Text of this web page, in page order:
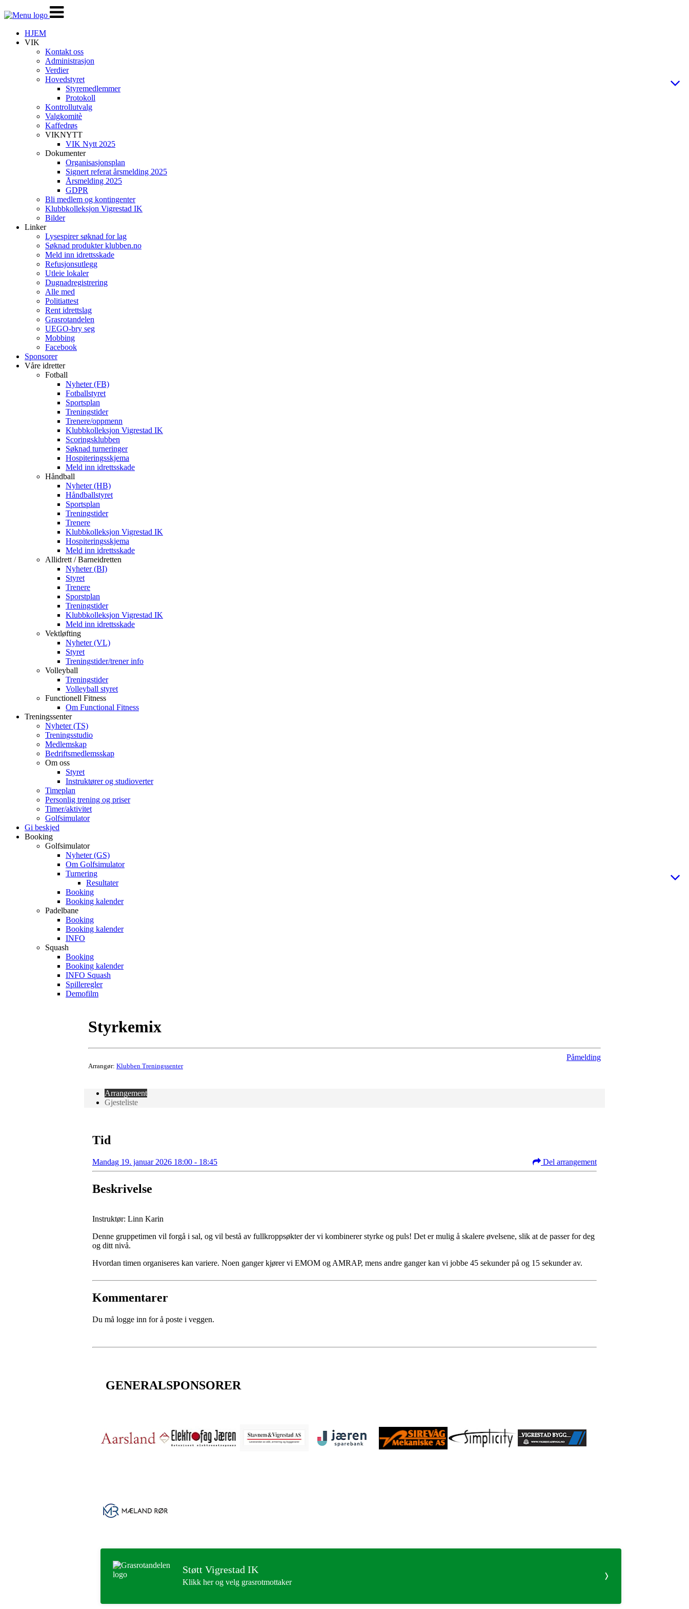
Veksle
navigasjon
HJEM
VIK
Kontakt oss
Administrasjon
Verdier
Hovedstyret
Styremedlemmer
Protokoll
Kontrollutvalg
Valgkomitè
Kaffedrøs
VIKNYTT
VIK Nytt 2025
Dokumenter
Organisasjonsplan
Signert referat årsmelding 2025
Årsmelding 2025
GDPR
Bli medlem og kontingenter
Klubbkolleksjon Vigrestad IK
Bilder
Linker
Lysespirer søknad for lag
Søknad produkter klubben.no
Meld inn idrettsskade
Refusjonsutlegg
Utleie lokaler
Dugnadregistrering
Alle med
Politiattest
Rent idrettslag
Grasrotandelen
UEGO-bry seg
Mobbing
Facebook
Sponsorer
Våre idretter
Fotball
Nyheter (FB)
Fotballstyret
Sportsplan
Treningstider
Trenere/oppmenn
Klubbkolleksjon Vigrestad IK
Scoringsklubben
Søknad turneringer
Hospiteringsskjema
Meld inn idrettsskade
Håndball
Nyheter (HB)
Håndballstyret
Sportsplan
Treningstider
Trenere
Klubbkolleksjon Vigrestad IK
Hospiteringsskjema
Meld inn idrettsskade
Allidrett / Barneidretten
Nyheter (BI)
Styret
Trenere
Sporstplan
Treningstider
Klubbkolleksjon Vigrestad IK
Meld inn idrettsskade
Vektløfting
Nyheter (VL)
Styret
Treningstider/trener info
Volleyball
Treningstider
Volleyball styret
Functionell Fitness
Om Functional Fitness
Treningssenter
Nyheter (TS)
Treningsstudio
Medlemskap
Bedriftsmedlemsskap
Om oss
Styret
Instruktører og studioverter
Timeplan
Personlig trening og priser
Timer/aktivitet
Golfsimulator
Gi beskjed
Booking
Golfsimulator
Nyheter (GS)
Om Golfsimulator
Turnering
Resultater
Booking
Booking kalender
Padelbane
Booking
Booking kalender
INFO
Squash
Booking
Booking kalender
INFO Squash
Spilleregler
Demofilm
Styrkemix
Arrangør: Klubben Treningssenter
Påmelding
Arrangement
Gjesteliste
Tid
Mandag 19. januar 2026 18:00 - 18:45 Del arrangement
Beskrivelse
Instruktør: Linn Karin
Denne gruppetimen vil forgå i sal, og vil bestå av fullkroppsøkter der vi kombinerer styrke og puls! Det er mulig å skalere øvelsene, slik at de passer for deg
og ditt nivå.
Hvordan timen organiseres kan variere. Noen ganger kjører vi EMOM og AMRAP, mens andre ganger kan vi jobbe 45 sekunder på og 15 sekunder av.
Kommentarer
Du må logge inn for å poste i veggen.
GENERALSPONSORER
Støtt Vigrestad IK
Klikk her og velg grasrotmottaker